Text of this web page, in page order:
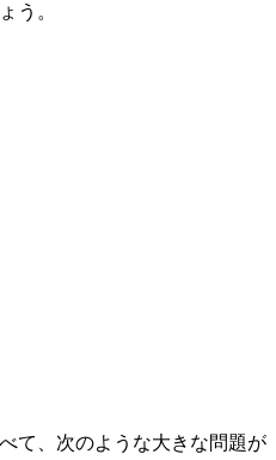
う。
て、次のような大きな問題が